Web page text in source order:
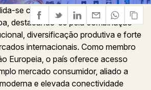
se como uma das economias mais
destacando-se pela combinação
diversificação produtiva e forte
internacionais. Como membro
Europeia, o país oferece acesso
mercado consumidor, aliado a
e elevada conectividade